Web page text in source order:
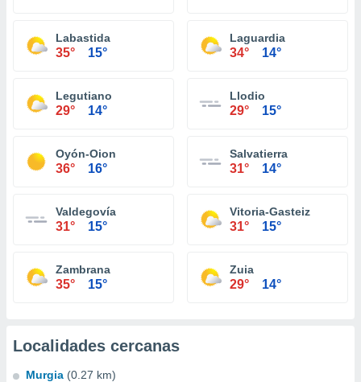
Labastida
35° 15°
Laguardia
34° 14°
Legutiano
29° 14°
Llodio
29° 15°
Oyón-Oion
36° 16°
Salvatierra
31° 14°
Valdegovía
31° 15°
Vitoria-Gasteiz
31° 15°
Zambrana
35° 15°
Zuia
29° 14°
Localidades cercanas
Murgia (0.27 km)